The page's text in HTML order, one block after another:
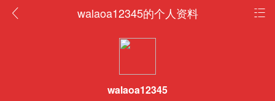
walaoa12345的个人资料
walaoa12345